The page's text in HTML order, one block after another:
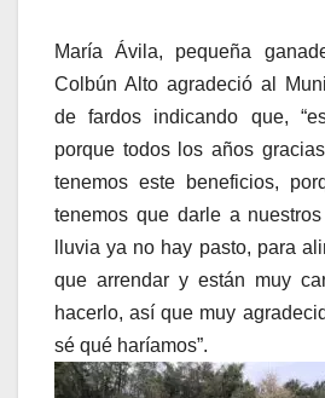
María Ávila, pequeña
Colbún Alto agradeció al
de fardos indicando que,
porque todos los años
tenemos este beneficios,
tenemos que darle a
lluvia ya no hay pasto, para
que arrendar y están muy
hacerlo, así que muy
sé qué haríamos”.